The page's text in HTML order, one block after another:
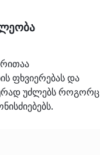
ფხვიერებას და
უძლებს როგორც